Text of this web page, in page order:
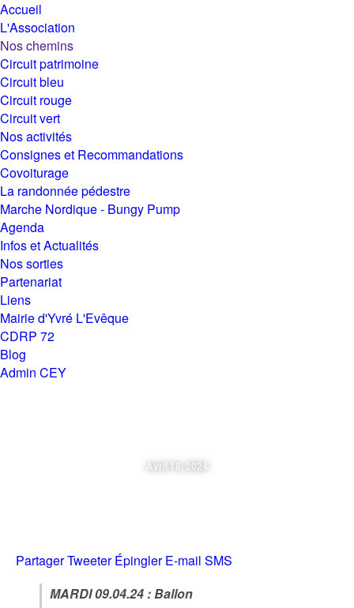
Accueil
L'Association
Nos chemins
Circuit patrimoine
Circuit bleu
Circuit rouge
Circuit vert
Nos activités
Consignes et Recommandations
Covoiturage
La randonnée pédestre
Marche Nordique - Bungy Pump
Agenda
Infos et Actualités
Nos sorties
Partenariat
Liens
Mairie d'Yvré L'Evêque
CDRP 72
Blog
Admin CEY
Avril 18, 2024
PartagerTweeter Épingler E-mail SMS
MARDI 09.04.24 : Ballon